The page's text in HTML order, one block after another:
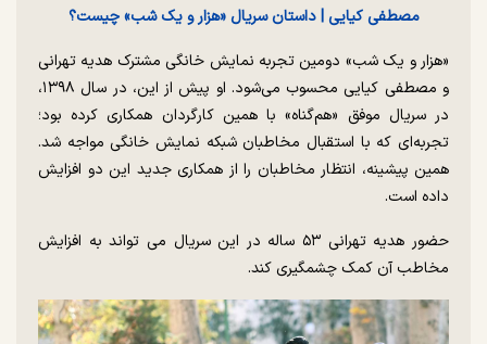
مصطفی کیایی | داستان سریال «هزار و یک شب» چیست؟
«هزار و یک شب» دومین تجربه نمایش خانگی مشترک هدیه تهرانی
و مصطفی کیایی محسوب می‌شود. او پیش از این، در سال ۱۳۹۸،
در سریال موفق «هم‌گناه» با همین کارگردان همکاری کرده بود؛
تجربه‌ای که با استقبال مخاطبان شبکه نمایش خانگی مواجه شد.
همین پیشینه، انتظار مخاطبان را از همکاری جدید این دو افزایش
داده است.
حضور هدیه تهرانی ۵۳ ساله در این سریال می تواند به افزایش
مخاطب آن کمک چشمگیری کند.